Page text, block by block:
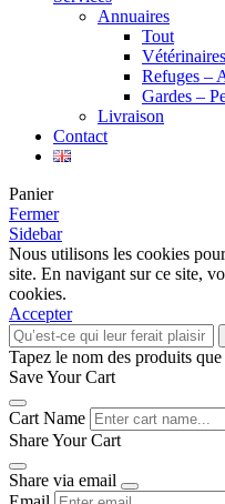
Annuaires
Tout
Refuges –
Gardes –
Livraison
Contact
Panier
Fermer
Sidebar
Nous utilisons les cookies
site. En navigant sur ce site,
cookies.
Accepter
Tapez le nom des produits
Save Your Cart
Cart Name
Share Your Cart
Share via email